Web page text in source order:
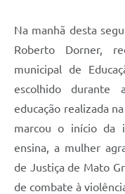
Na manhã desta
Roberto Dorner,
municipal de
escolhido durante
educação realizada
marcou o início da
ensina, a mulher
de Justiça de Mato
de combate à